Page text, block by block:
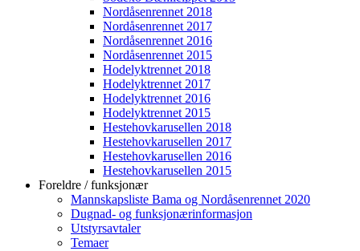
Nordåsenrennet 2018
Nordåsenrennet 2017
Nordåsenrennet 2016
Nordåsenrennet 2015
Hodelyktrennet 2018
Hodelyktrennet 2017
Hodelyktrennet 2016
Hodelyktrennet 2015
Hestehovkarusellen 2018
Hestehovkarusellen 2017
Hestehovkarusellen 2016
Hestehovkarusellen 2015
Foreldre / funksjonær
Mannskapsliste Bama og Nordåsenrennet 2020
Dugnad- og funksjonærinformasjon
Utstyrsavtaler
Temaer